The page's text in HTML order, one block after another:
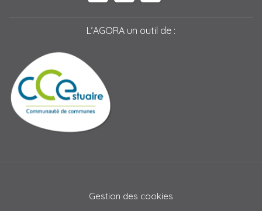
L’AGORA un outil de :
Gestion des cookies